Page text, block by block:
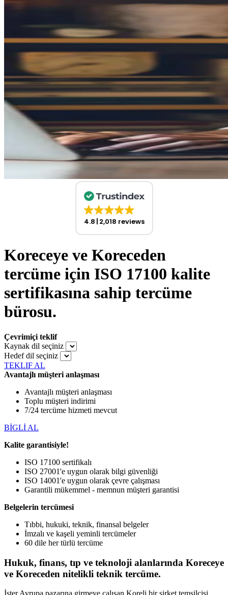
4.8 2,018 reviews
Koreceye ve Koreceden
tercüme için ISO 17100 kalite
sertifikasına sahip tercüme
bürosu.
Çevrimiçi teklif
Kaynak dil seçiniz
Hedef dil seçiniz
TEKLIF AL
Avantajlı müşteri anlaşması
Avantajlı müşteri anlaşması
Toplu müşteri indirimi
7/24 tercüme hizmeti mevcut
BİGLİ AL
Kalite garantisiyle!
ISO 17100 sertifikalı
ISO 27001'e uygun olarak bilgi güvenliği
ISO 14001'e uygun olarak çevre çalışması
Garantili mükemmel - memnun müşteri garantisi
Belgelerin tercümesi
Tıbbi, hukuki, teknik, finansal belgeler
İmzalı ve kaşeli yeminli tercümeler
60 dile her türlü tercüme
Hukuk, finans, tıp ve teknoloji alanlarında Koreceye
ve Koreceden nitelikli teknik tercüme.